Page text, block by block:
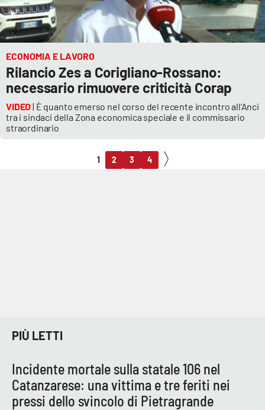
ECONOMIA E LAVORO
Rilancio Zes a Corigliano-Rossano:
necessario rimuovere criticità Corap
VIDEO| È quanto emerso nel corso del recente incontro all’Anci
tra i sindaci della Zona economica speciale e il commissario
straordinario
1 2 3 4
PIÙ LETTI
Incidente mortale sulla statale 106 nel
Catanzarese: una vittima e tre feriti nei
pressi dello svincolo di Pietragrande